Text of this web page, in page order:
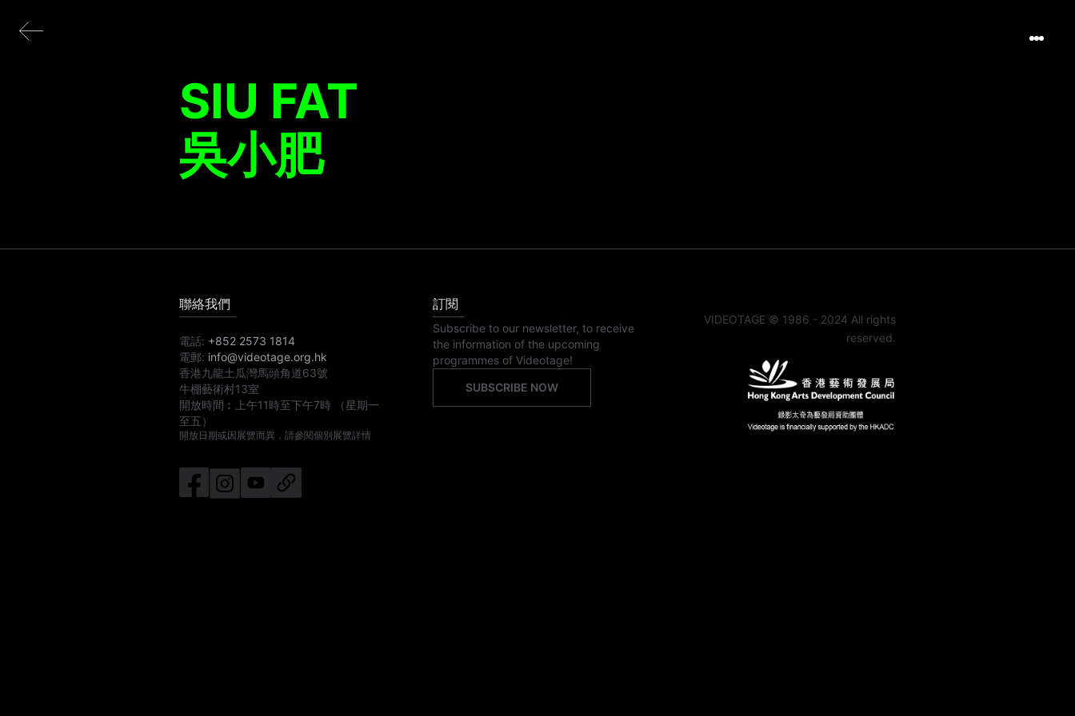
SIU FAT
吳小肥
聯絡我們
電話: +852 2573 1814
電郵: info@videotage.org.hk
香港九龍土瓜灣馬頭角道63號
牛棚藝術村13室
開放時間︰
上午11時至下午7時
（星期一
至五）
開放日期或因展覽而異，請參閱個別展覽詳情
訂閱
Subscribe to our newsletter, to receive
the information of the upcoming
programmes of Videotage!
SUBSCRIBE NOW
VIDEOTAGE © 1986 - 2024 All rights
reserved.